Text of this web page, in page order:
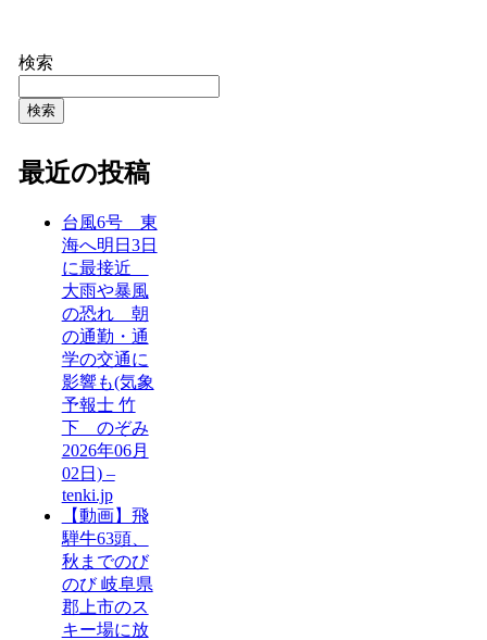
検索
検索
最近の投稿
台風6号 東
海へ明日3日
に最接近
大雨や暴風
の恐れ 朝
の通勤・通
学の交通に
影響も(気象
予報士 竹
下 のぞみ
2026年06月
02日) –
tenki.jp
【動画】飛
騨牛63頭、
秋までのび
のび 岐阜県
郡上市のス
キー場に放